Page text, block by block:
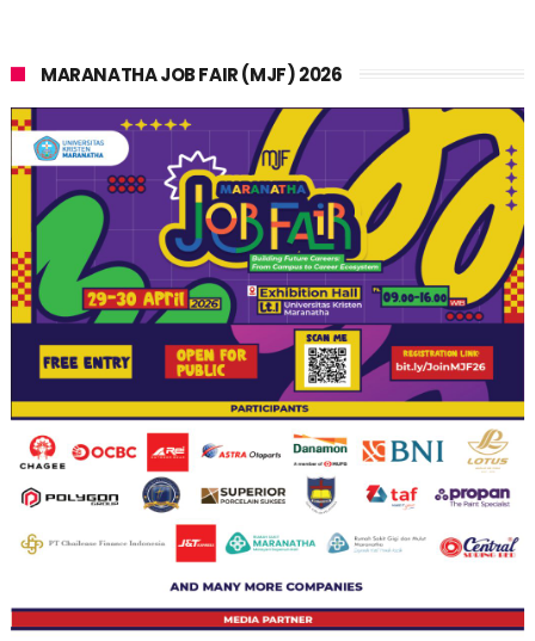
MARANATHA JOB FAIR (MJF) 2026